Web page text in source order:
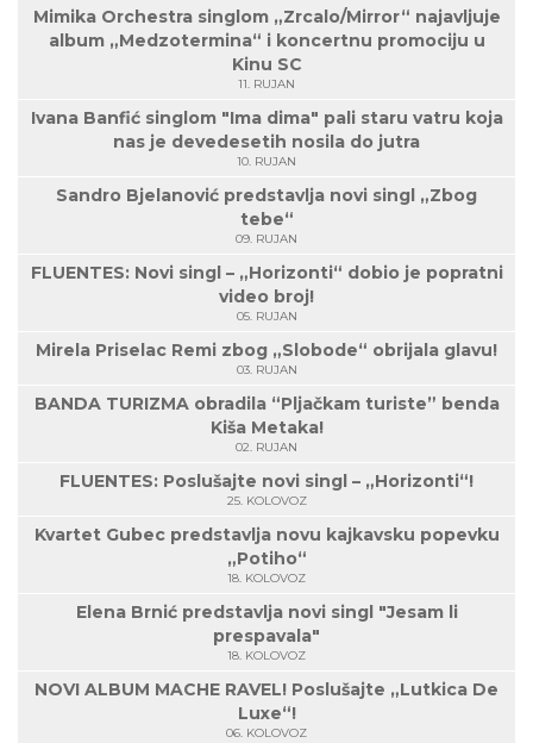
Mimika Orchestra singlom „Zrcalo/Mirror“ najavljuje
album „Medzotermina“ i koncertnu promociju u
Kinu SC
11. RUJAN
Ivana Banfić singlom "Ima dima" pali staru vatru koja
nas je devedesetih nosila do jutra
10. RUJAN
Sandro Bjelanović predstavlja novi singl „Zbog
tebe“
09. RUJAN
FLUENTES: Novi singl – „Horizonti“ dobio je popratni
video broj!
05. RUJAN
Mirela Priselac Remi zbog „Slobode“ obrijala glavu!
03. RUJAN
BANDA TURIZMA obradila “Pljačkam turiste” benda
Kiša Metaka!
02. RUJAN
FLUENTES: Poslušajte novi singl – „Horizonti“!
25. KOLOVOZ
Kvartet Gubec predstavlja novu kajkavsku popevku
„Potiho“
18. KOLOVOZ
Elena Brnić predstavlja novi singl "Jesam li
prespavala"
18. KOLOVOZ
NOVI ALBUM MACHE RAVEL! Poslušajte „Lutkica De
Luxe“!
06. KOLOVOZ